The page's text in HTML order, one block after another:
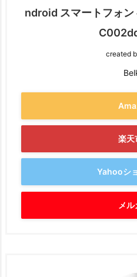
ndroid スマートフォン
created
楽天
Yahooシ
メル